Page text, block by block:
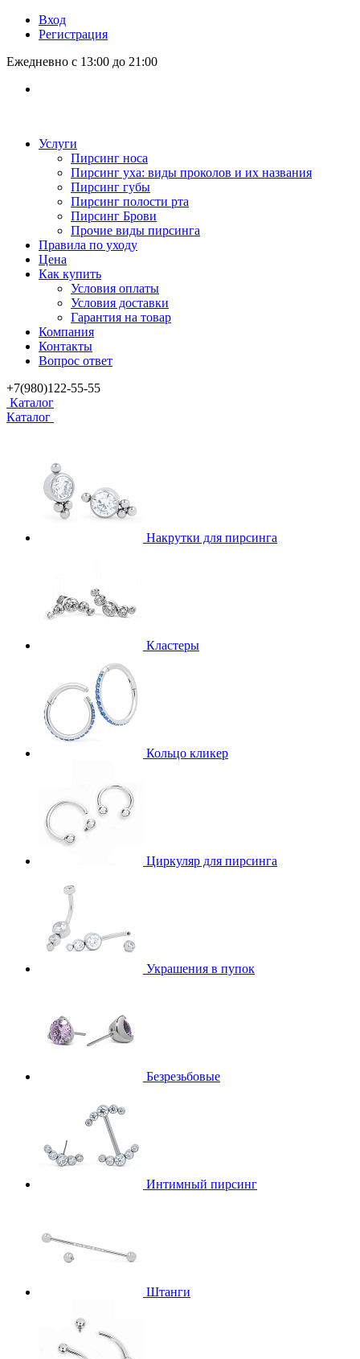
Вход
Регистрация
Ежедневно с 13:00 до 21:00
Услуги
Пирсинг носа
Пирсинг уха: виды проколов и их названия
Пирсинг губы
Пирсинг полости рта
Пирсинг Брови
Прочие виды пирсинга
Правила по уходу
Цена
Как купить
Условия оплаты
Условия доставки
Гарантия на товар
Компания
Контакты
Вопрос ответ
+7(980)122-55-55
Каталог
Каталог
Накрутки для пирсинга
Кластеры
Кольцо кликер
Циркуляр для пирсинга
Украшения в пупок
Безрезьбовые
Интимный пирсинг
Штанги